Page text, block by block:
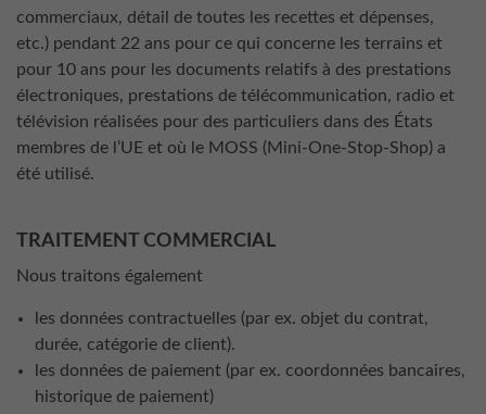
commerciaux, détail de toutes les recettes et dépenses,
etc.) pendant 22 ans pour ce qui concerne les terrains et
pour 10 ans pour les documents relatifs à des prestations
électroniques, prestations de télécommunication, radio et
télévision réalisées pour des particuliers dans des États
membres de l’UE et où le MOSS (Mini-One-Stop-Shop) a
été utilisé.
TRAITEMENT COMMERCIAL
Nous traitons également
les données contractuelles (par ex. objet du contrat,
durée, catégorie de client).
les données de paiement (par ex. coordonnées bancaires,
historique de paiement)